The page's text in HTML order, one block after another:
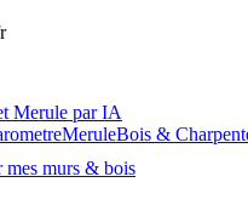
Merule par IA
MeruleBois &
mes murs & bois